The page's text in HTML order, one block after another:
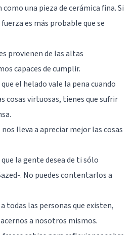
una pieza de cerámica fina. Si
es más probable que se
provienen de las altas
capaces de cumplir.
el helado vale la pena cuando
cosas virtuosas, tienes que sufrir
lleva a apreciar mejor las cosas
la gente desea de ti sólo
. No puedes contentarlos a
todas las personas que existen,
a nosotros mismos.